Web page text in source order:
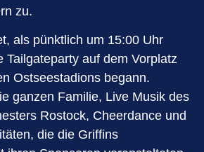
zu.
als pünktlich um 15:00 Uhr
Tailgateparty auf dem Vorplatz
Ostseestadions begann.
ganzen Familie, Live Musik des
Rostock, Cheerdance und
die die Griffins